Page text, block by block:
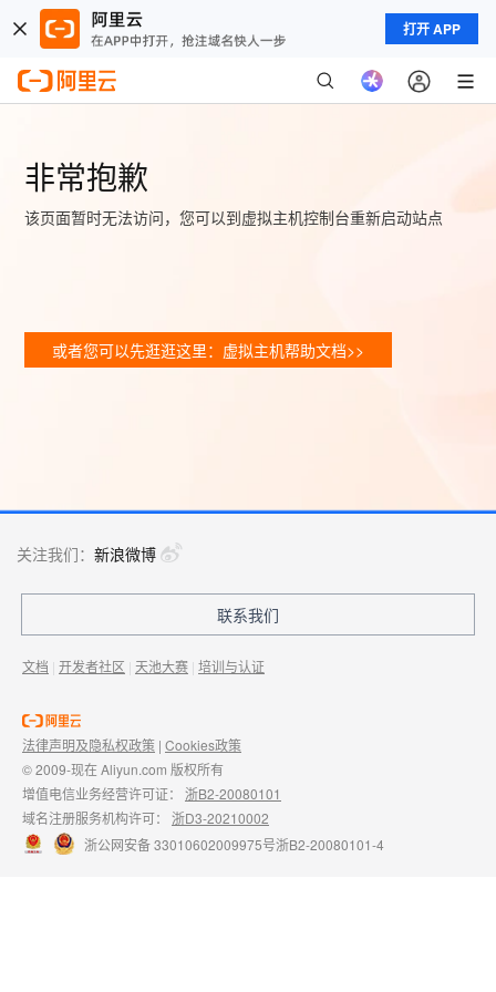
打开 APP
非常抱歉
该页面暂时无法访问，您可以到虚拟主机控制台重新启动站点
或者您可以先逛逛这里：虚拟主机帮助文档>>